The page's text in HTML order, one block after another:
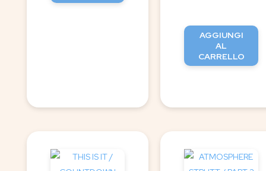
AGGIUNGI
AL
CARRELLO